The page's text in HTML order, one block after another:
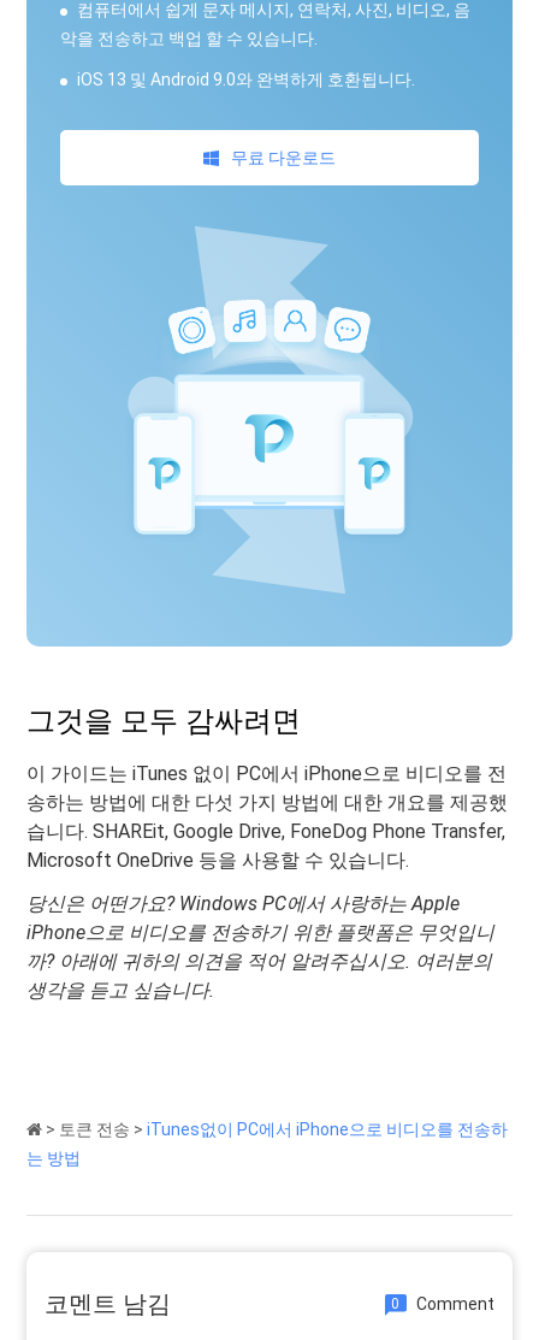
컴퓨터에서 쉽게 문자 메시지, 연락처, 사진, 비디오, 음
악을 전송하고 백업 할 수 있습니다.
iOS 13 및 Android 9.0와 완벽하게 호환됩니다.
무료 다운로드
그것을 모두 감싸려면
이 가이드는 iTunes 없이 PC에서 iPhone으로 비디오를 전
송하는 방법에 대한 다섯 가지 방법에 대한 개요를 제공했
습니다. SHAREit, Google Drive, FoneDog Phone Transfer,
Microsoft OneDrive 등을 사용할 수 있습니다.
당신은 어떤가요? Windows PC에서 사랑하는 Apple
iPhone으로 비디오를 전송하기 위한 플랫폼은 무엇입니
까? 아래에 귀하의 의견을 적어 알려주십시오. 여러분의
생각을 듣고 싶습니다.
> 토큰 전송 >iTunes없이 PC에서 iPhone으로 비디오를 전송하
는 방법
코멘트 남김 0 Comment